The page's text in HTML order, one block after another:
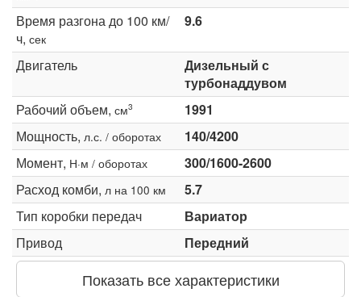
Время разгона до 100 км/
ч, сек
9.6
Двигатель
Дизельный с
турбонаддувом
Рабочий объем, см3
1991
Мощность, л.с. / оборотах
140/4200
Момент, Н·м / оборотах
300/1600-2600
Расход комби, л на 100 км
5.7
Тип коробки передач
Вариатор
Привод
Передний
Показать все характеристики